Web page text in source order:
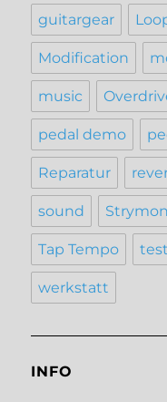
guitargear
Modification
music
pedal demo
Reparatur
sound Strymon
Tap Tempo
werkstatt
INFO